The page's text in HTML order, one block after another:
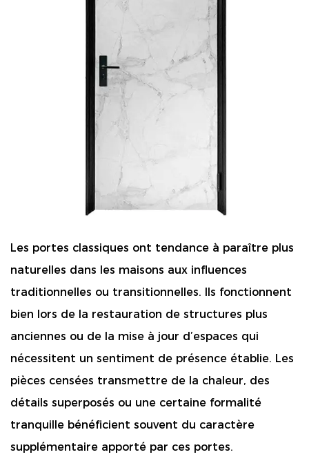
Les portes classiques ont tendance à paraître plus
naturelles dans les maisons aux influences
traditionnelles ou transitionnelles. Ils fonctionnent
bien lors de la restauration de structures plus
anciennes ou de la mise à jour d’espaces qui
nécessitent un sentiment de présence établie. Les
pièces censées transmettre de la chaleur, des
détails superposés ou une certaine formalité
tranquille bénéficient souvent du caractère
supplémentaire apporté par ces portes.